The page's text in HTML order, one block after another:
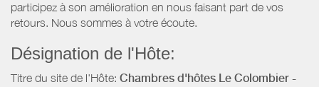
participez à son amélioration en nous faisant part de vos
retours. Nous sommes à votre écoute.
Désignation de l'Hôte:
Titre du site de l'Hôte: Chambres d'hôtes Le Colombier -